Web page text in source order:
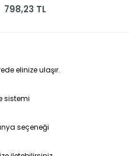
0342 055.11
798,23 TL
elinize ulaşır.
sistemi
seçeneği